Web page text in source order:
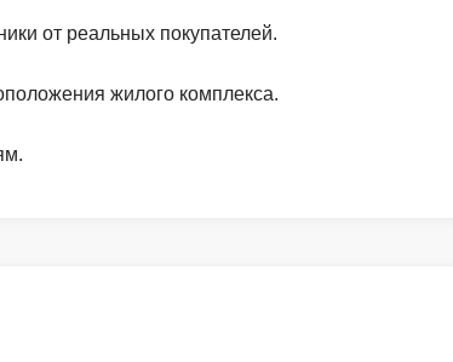
от реальных покупателей.
жилого комплекса.